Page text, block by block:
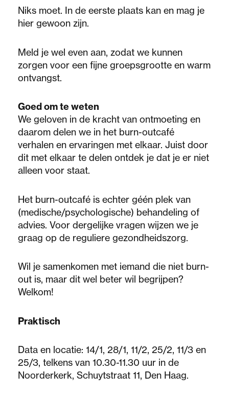
Niks moet. In de eerste plaats kan en mag je
hier gewoon zijn.
Meld je wel even aan, zodat we kunnen
zorgen voor een fijne groepsgrootte en warm
ontvangst.
Goed om te weten
We geloven in de kracht van ontmoeting en
daarom delen we in het burn-outcafé
verhalen en ervaringen met elkaar. Juist door
dit met elkaar te delen ontdek je dat je er niet
alleen voor staat.
Het burn-outcafé is echter géén plek van
(medische/psychologische) behandeling of
advies. Voor dergelijke vragen wijzen we je
graag op de reguliere gezondheidszorg.
Wil je samenkomen met iemand die niet burn-
out is, maar dit wel beter wil begrijpen?
Welkom!
Praktisch
Data en locatie: 14/1, 28/1, 11/2, 25/2, 11/3 en
25/3, telkens van 10.30-11.30 uur in de
Noorderkerk, Schuytstraat 11, Den Haag.